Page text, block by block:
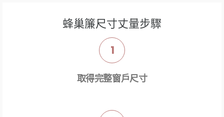
蜂巢簾尺寸丈量步驟
1
取得完整窗戶尺寸